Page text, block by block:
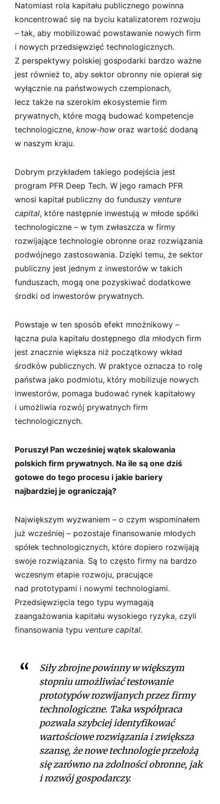
Natomiast rola kapitału publicznego powinna
koncentrować się na byciu katalizatorem rozwoju
– tak, aby mobilizować powstawanie nowych firm
i nowych przedsięwzięć technologicznych.
Z perspektywy polskiej gospodarki bardzo ważne
jest również to, aby sektor obronny nie opierał się
wyłącznie na państwowych czempionach,
lecz także na szerokim ekosystemie firm
prywatnych, które mogą budować kompetencje
technologiczne, know-how oraz wartość dodaną
w naszym kraju.
Dobrym przykładem takiego podejścia jest
program PFR Deep Tech. W jego ramach PFR
wnosi kapitał publiczny do funduszy venture
capital, które następnie inwestują w młode spółki
technologiczne – w tym zwłaszcza w firmy
rozwijające technologie obronne oraz rozwiązania
podwójnego zastosowania. Dzięki temu, że sektor
publiczny jest jednym z inwestorów w takich
funduszach, mogą one pozyskiwać dodatkowe
środki od inwestorów prywatnych.
Powstaje w ten sposób efekt mnożnikowy –
łączna pula kapitału dostępnego dla młodych firm
jest znacznie większa niż początkowy wkład
środków publicznych. W praktyce oznacza to rolę
państwa jako podmiotu, który mobilizuje nowych
inwestorów, pomaga budować rynek kapitałowy
i umożliwia rozwój prywatnych firm
technologicznych.
Poruszył Pan wcześniej wątek skalowania
polskich firm prywatnych. Na ile są one dziś
gotowe do tego procesu i jakie bariery
najbardziej je ograniczają?
Największym wyzwaniem – o czym wspominałem
już wcześniej – pozostaje finansowanie młodych
spółek technologicznych, które dopiero rozwijają
swoje rozwiązania. Są to często firmy na bardzo
wczesnym etapie rozwoju, pracujące
nad prototypami i nowymi technologiami.
Przedsięwzięcia tego typu wymagają
zaangażowania kapitału wysokiego ryzyka, czyli
finansowania typu venture capital.
Siły zbrojne powinny w większym
stopniu umożliwiać testowanie
prototypów rozwijanych przez firmy
technologiczne. Taka współpraca
pozwala szybciej identyfikować
wartościowe rozwiązania i zwiększa
szansę, że nowe technologie przełożą
się zarówno na zdolności obronne, jak
i rozwój gospodarczy.